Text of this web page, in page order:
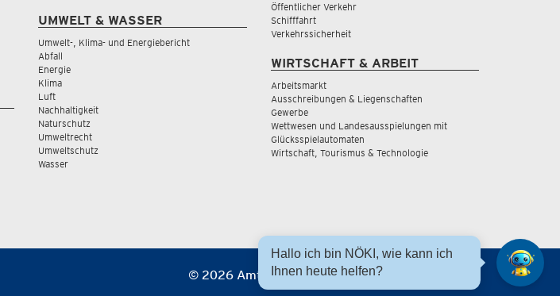
UMWELT & WASSER
Umwelt-, Klima- und Energiebericht
Abfall
Energie
Klima
Luft
Nachhaltigkeit
Naturschutz
Umweltrecht
Umweltschutz
Wasser
Öffentlicher Verkehr
Schifffahrt
Verkehrssicherheit
WIRTSCHAFT & ARBEIT
Arbeitsmarkt
Ausschreibungen & Liegenschaften
Gewerbe
Wettwesen und Landesausspielungen mit
Glücksspielautomaten
Wirtschaft, Tourismus & Technologie
© 2026 Amt der NÖ Landesregierung
Hallo ich bin NÖKI, wie kann ich
Ihnen heute helfen?